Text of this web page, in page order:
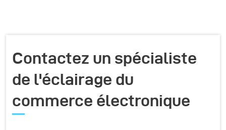
Contactez un spécialiste
de l'éclairage du
commerce électronique